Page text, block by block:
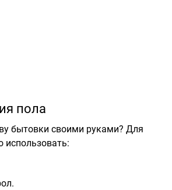
пола
бытовки своими руками? Для
использовать: